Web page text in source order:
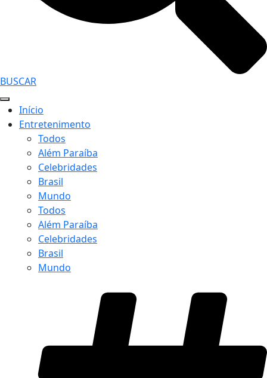
BUSCAR
Início
Entretenimento
Todos
Além Paraíba
Celebridades
Brasil
Mundo
Todos
Além Paraíba
Celebridades
Brasil
Mundo